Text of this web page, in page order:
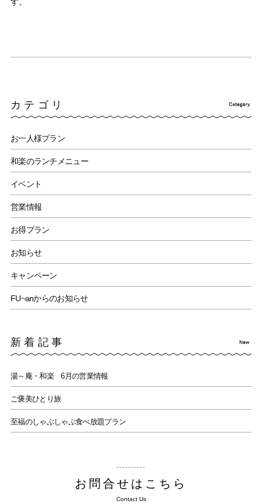
す。
カテゴリ
お一人様プラン
和楽のランチメニュー
イベント
営業情報
お得プラン
お知らせ
キャンペーン
FU~anからのお知らせ
新着記事
湯～庵・和楽 6月の営業情報
ご褒美ひとり旅
至福のしゃぶしゃぶ食べ放題プラン
お問合せはこちら
Contact Us